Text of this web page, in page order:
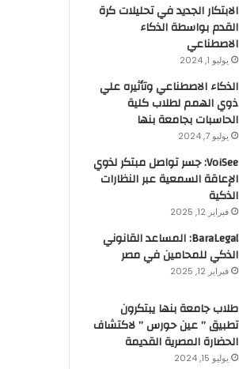
الابتكار الجديد في تحليلات كرة
القدم بواسطة الذكاء
الاصطناعي
يوليو 1, 2024
الذكاء الاصطناعي وتأثيره علي
ذوي الهمم لطلاب كلية
الحاسبات بجامعة بنها
يوليو 7, 2024
VoiSee: جسر تواصل مبتكر لذوي
الإعاقة السمعية عبر النظارات
الذكية
فبراير 12, 2025
BaraLegal: المساعد القانوني
الذكي للمحامين في مصر
فبراير 12, 2025
طلاب جامعة بنها يبتكرون
تطبيق ” عين حورس ” لاكتشاف
الحضارة المصرية القديمة
يوليو 15, 2024